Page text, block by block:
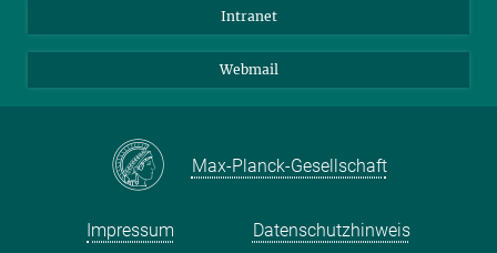
Intranet
Webmail
Max-Planck-Gesellschaft
Impressum Datenschutzhinweis